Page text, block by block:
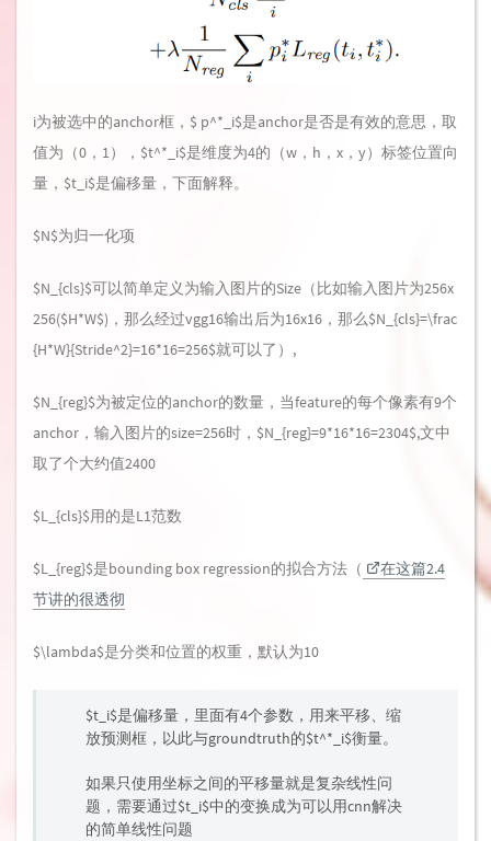
i为被选中的anchor框，$ p^*_i$是anchor是否是有效的意思，取
值为（0，1），$t^*_i$是维度为4的（w，h，x，y）标签位置向
量，$t_i$是偏移量，下面解释。
$N$为归一化项
$N_{cls}$可以简单定义为输入图片的Size（比如输入图片为256x
256($H*W$)，那么经过vgg16输出后为16x16，那么$N_{cls}=\frac
{H*W}{Stride^2}=16*16=256$就可以了）,
$N_{reg}$为被定位的anchor的数量，当feature的每个像素有9个
anchor，输入图片的size=256时，$N_{reg}=9*16*16=2304$,文中
取了个大约值2400
$L_{cls}$用的是L1范数
$L_{reg}$是bounding box regression的拟合方法（
在这篇2.4
节讲的很透彻
$\lambda$是分类和位置的权重，默认为10
$t_i$是偏移量，里面有4个参数，用来平移、缩
放预测框，以此与groundtruth的$t^*_i$衡量。
如果只使用坐标之间的平移量就是复杂线性问
题，需要通过$t_i$中的变换成为可以用cnn解决
的简单线性问题